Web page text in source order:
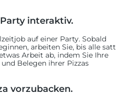
interaktiv.
auf einer Party. Sobald
arbeiten Sie, bis alle satt
Arbeit ab, indem Sie Ihre
Belegen ihrer Pizzas
vorzubacken.